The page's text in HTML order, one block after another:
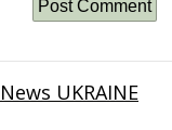
News UKRAINE